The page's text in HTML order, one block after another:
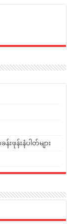
ဖုန်းနံပါတ်များ